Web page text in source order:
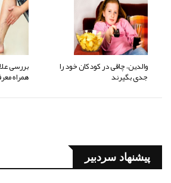
والدین، چاقی در کودکان خود را
جدی بگیرند
بررسی
همراه
پیشنهاد سردبیر